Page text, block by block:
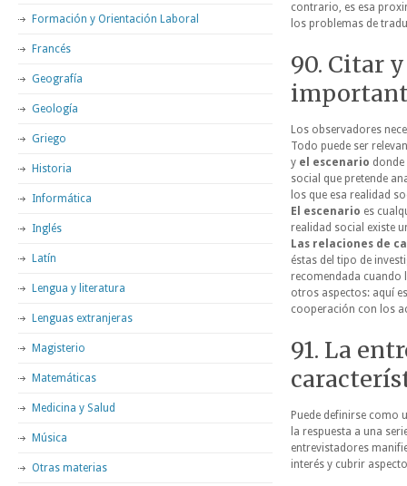
contrario, es esa
los problemas de
90. Citar
Los observadores
Todo puede ser
y el escenario
social que pretende
los que esa realidad
El escenario es
realidad social existe
Las relaciones de
éstas del tipo de
recomendada cuando
otros aspectos: aquí
cooperación con los
91. La
Puede definirse como
la respuesta a una
entrevistadores
interés y cubrir
Formación y Orientación Laboral
Francés
Geografía
Geología
Griego
Historia
Informática
Inglés
Latín
Lengua y literatura
Lenguas extranjeras
Magisterio
Matemáticas
Medicina y Salud
Música
Otras materias